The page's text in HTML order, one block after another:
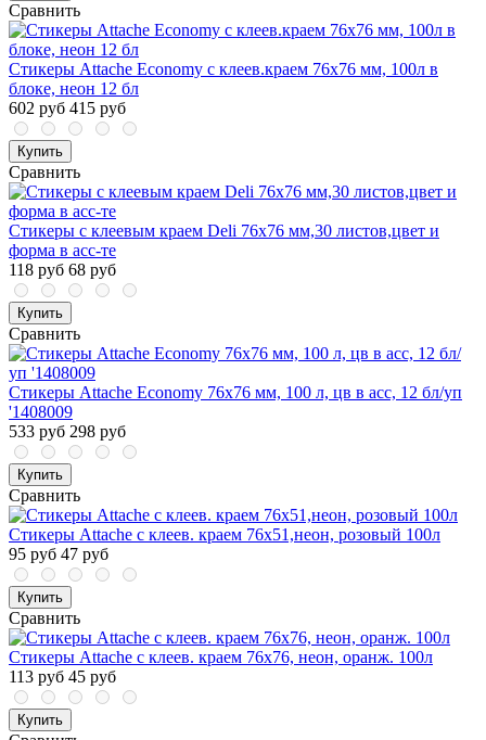
Сравнить
Стикеры Attache Economy с клеев.краем 76x76 мм, 100л в
блоке, неон 12 бл
602 руб 415 руб
Купить
Сравнить
Стикеры с клеевым краем Deli 76х76 мм,30 листов,цвет и
форма в асс-те
118 руб 68 руб
Купить
Сравнить
Стикеры Attache Economy 76x76 мм, 100 л, цв в асс, 12 бл/уп
'1408009
533 руб 298 руб
Купить
Сравнить
Стикеры Attache с клеев. краем 76х51,неон, розовый 100л
95 руб 47 руб
Купить
Сравнить
Стикеры Attache с клеев. краем 76х76, неон, оранж. 100л
113 руб 45 руб
Купить